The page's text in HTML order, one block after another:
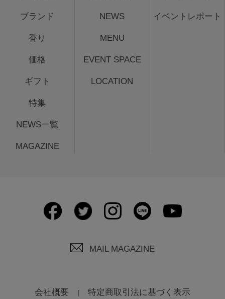
ブランド
香り
価格
ギフト
特集
NEWS一覧
MAGAZINE
NEWS
MENU
EVENT SPACE
LOCATION
イベントレポート
MAIL MAGAZINE
会社概要 特定商取引法に基づく表示